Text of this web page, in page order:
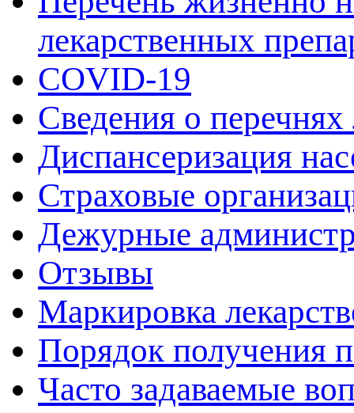
лекарственных
COVID-19
Сведения о перечнях
Диспансеризация
Страховые
Дежурные
Отзывы
Маркировка
Порядок получения
Часто задаваемые